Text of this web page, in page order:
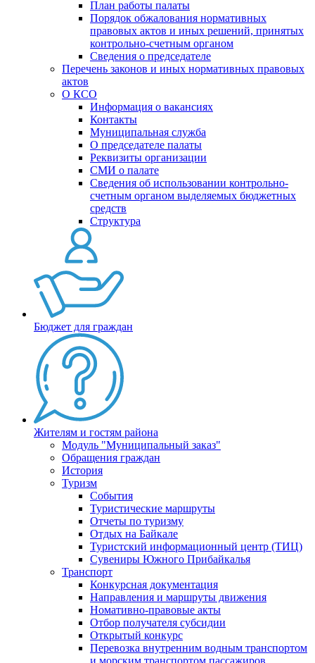
План работы палаты
Порядок обжалования нормативных
правовых актов и иных решений, принятых
контрольно-счетным органом
Сведения о председателе
Перечень законов и иных нормативных правовых
актов
О КСО
Информация о вакансиях
Контакты
Муниципальная служба
О председателе палаты
Реквизиты организации
СМИ о палате
Сведения об использовании контрольно-
счетным органом выделяемых бюджетных
средств
Структура
Бюджет для граждан
Жителям и гостям района
Модуль "Муниципальный заказ"
Обращения граждан
История
Туризм
События
Туристические маршруты
Отчеты по туризму
Отдых на Байкале
Туристский информационный центр (ТИЦ)
Сувениры Южного Прибайкалья
Транспорт
Конкурсная документация
Направления и маршруты движения
Номативно-правовые акты
Отбор получателя субсидии
Открытый конкурс
Перевозка внутренним водным транспортом
и морским транспортом пассажиров